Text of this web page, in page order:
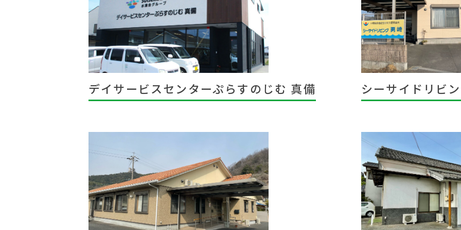
デイサービスセンターぷらすのじむ 真備 シーサイドリビ